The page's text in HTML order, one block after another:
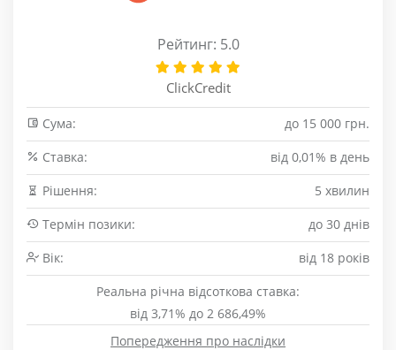
Рейтинг: 5.0
ClickCredit
Сума:
до 15 000 грн.
Cтавка:
від 0,01% в день
Рішення:
5 хвилин
Термін позики:
до 30 днів
Вік:
від 18 років
Реальна річна відсоткова ставка:
від 3,71% до 2 686,49%
Попередження про наслідки